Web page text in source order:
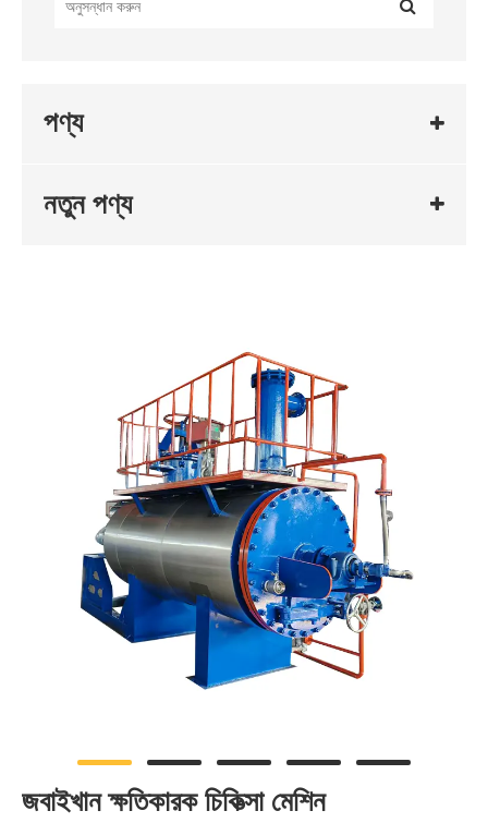
পণ্য
নতুন পণ্য
জবাইখান ক্ষতিকারক চিকিত্সা মেশিন